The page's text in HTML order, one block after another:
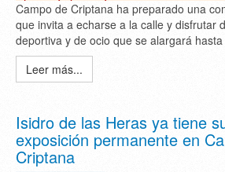
Campo de Criptana ha preparado una
que invita a echarse a la calle y disfrutar
deportiva y de ocio que se alargará
Leer más...
Isidro de las Heras ya tiene
exposición permanente en
Criptana